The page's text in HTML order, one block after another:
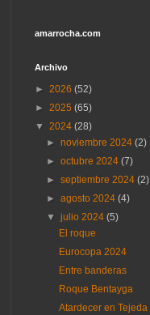
amarrocha.com
Archivo
► 2026 (52)
► 2025 (65)
▼ 2024 (28)
►noviembre 2024(2)
►octubre 2024(7)
►septiembre 2024(2)
►agosto 2024(4)
▼julio 2024(5)
El roque
Eurocopa 2024
Entre banderas
Roque Bentayga
Atardecer en Tejeda